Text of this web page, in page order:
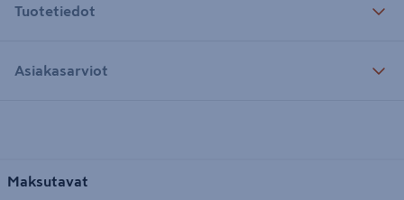
Tuotetiedot
Asiakasarviot
Maksutavat